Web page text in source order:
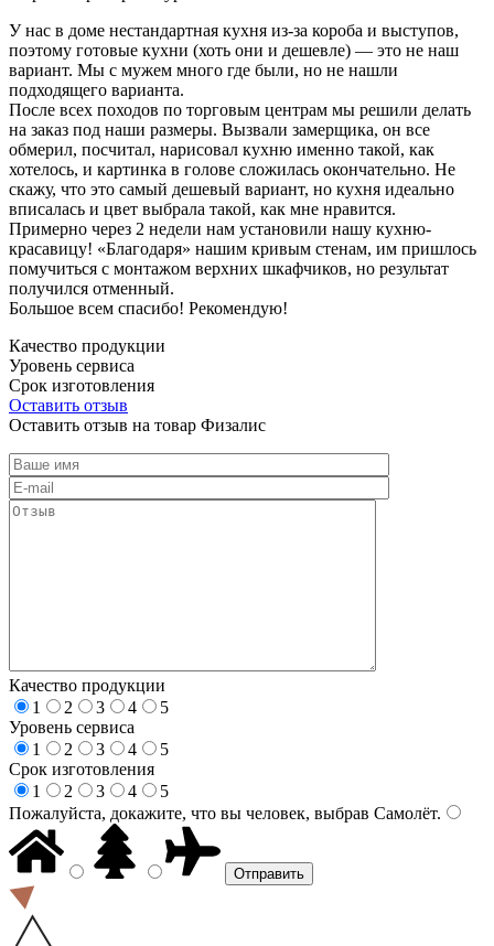
У нас в доме нестандартная кухня из-за короба и выступов,
поэтому готовые кухни (хоть они и дешевле) — это не наш
вариант. Мы с мужем много где были, но не нашли
подходящего варианта.
После всех походов по торговым центрам мы решили делать
на заказ под наши размеры. Вызвали замерщика, он все
обмерил, посчитал, нарисовал кухню именно такой, как
хотелось, и картинка в голове сложилась окончательно. Не
скажу, что это самый дешевый вариант, но кухня идеально
вписалась и цвет выбрала такой, как мне нравится.
Примерно через 2 недели нам установили нашу кухню-
красавицу! «Благодаря» нашим кривым стенам, им пришлось
помучиться с монтажом верхних шкафчиков, но результат
получился отменный.
Большое всем спасибо! Рекомендую!
Качество продукции
Уровень сервиса
Срок изготовления
Оставить отзыв
Оставить отзыв на товар Физалис
Качество продукции
1
2 3 4
5
Уровень сервиса
1
2 3 4
5
Срок изготовления
1
2 3 4
5
Пожалуйста, докажите, что вы человек, выбрав Самолёт.